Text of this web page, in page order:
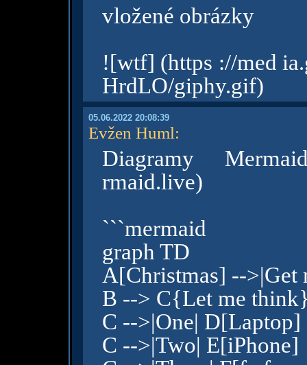
vložené obrázky
![wtf] (https ://med
HrdLO/giphy.gif)
05.06.2022 20:08:39
Evžen Huml:
Diagramy
rmaid.live)
```mermaid
graph TD
A[Christmas] -->|Get
B --> C{Let me
C -->|One| D[Laptop]
C -->|Two| E[iPhone]